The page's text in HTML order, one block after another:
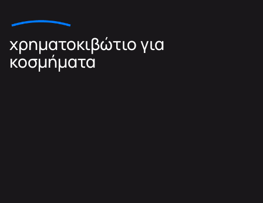
χρηματοκιβώτιο για
κοσμήματα